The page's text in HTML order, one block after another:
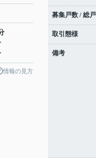
情報の見方
募集戸数 / 総
取引態様
備考